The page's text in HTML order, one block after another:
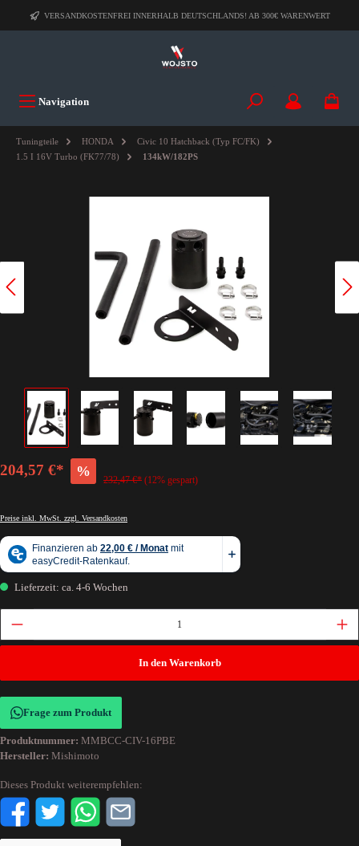
VERSANDKOSTENFREI INNERHALB DEUTSCHLANDS! AB 300€ WARENWERT
Navigation
Tuningteile HONDA
Civic 10 Hatchback (Typ FC/FK)
1.5 I 16V Turbo (FK77/78)
134kW/182PS
204,57 €* %
232,47 €* (12% gespart)
Preise inkl. MwSt. zzgl. Versandkosten
Lieferzeit: ca. 4-6 Wochen
In den Warenkorb
Frage zum Produkt
Produktnummer: MMBCC-CIV-16PBE
Hersteller: Mishimoto
Dieses Produkt weiterempfehlen: